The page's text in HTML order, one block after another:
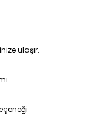
ulaşır.